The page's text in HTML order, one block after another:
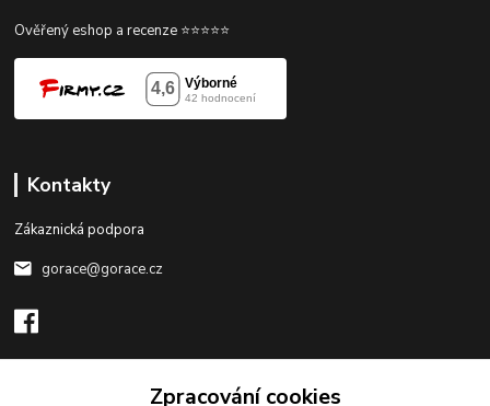
Ověřený eshop a recenze ⭐⭐⭐⭐⭐
Kontakty
Zákaznická podpora
gorace@gorace.cz
Zpracování cookies